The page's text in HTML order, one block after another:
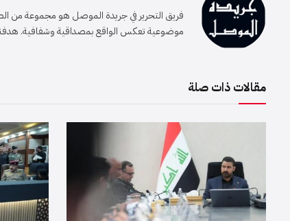
فريق التحرير في جريدة الموصل هو مجموعة من
موضوعية تعكس الواقع بمصداقية وشفافية. هدفنا
مقالات ذات صلة